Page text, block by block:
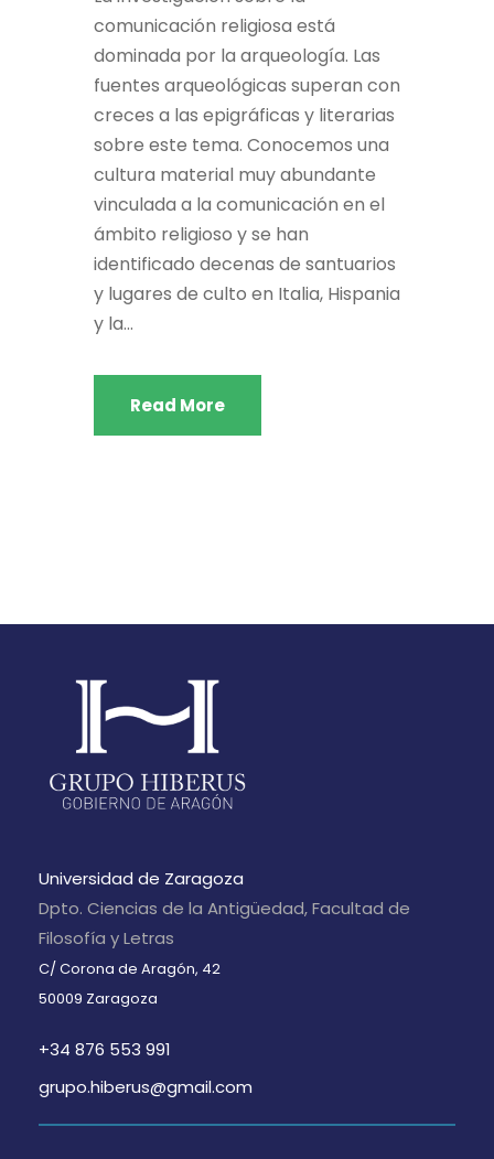
comunicación religiosa está
dominada por la arqueología. Las
fuentes arqueológicas superan con
creces a las epigráficas y literarias
sobre este tema. Conocemos una
cultura material muy abundante
vinculada a la comunicación en el
ámbito religioso y se han
identificado decenas de santuarios
y lugares de culto en Italia, Hispania
y la...
Read More
Universidad de Zaragoza
Dpto. Ciencias de la Antigüedad, Facultad de
Filosofía y Letras
C/ Corona de Aragón, 42
50009 Zaragoza
+34 876 553 991
grupo.hiberus@gmail.com